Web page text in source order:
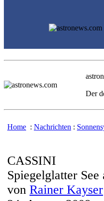
Der
Home : Nachrichten :
CASSINI
Spiegelglatter
von Rainer Kayser